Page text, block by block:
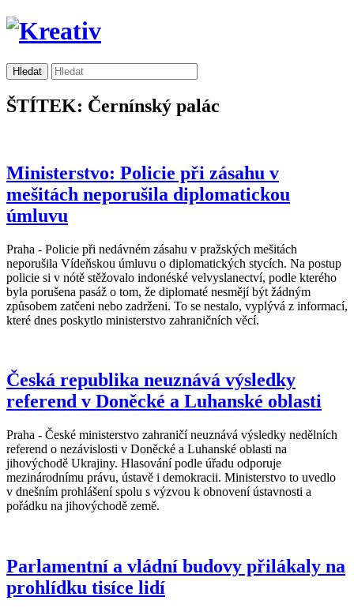
ŠTÍTEK: Černínský palác
Ministerstvo: Policie při zásahu v
mešitách neporušila diplomatickou
úmluvu
Praha - Policie při nedávném zásahu v pražských mešitách
neporušila Vídeňskou úmluvu o diplomatických stycích. Na postup
policie si v nótě stěžovalo indonéské velvyslanectví, podle kterého
byla porušena pasáž o tom, že diplomaté nesmějí být žádným
způsobem zatčeni nebo zadrženi. To se nestalo, vyplývá z informací,
které dnes poskytlo ministerstvo zahraničních věcí.
Česká republika neuznává výsledky
referend v Doněcké a Luhanské oblasti
Praha - České ministerstvo zahraničí neuznává výsledky nedělních
referend o nezávislosti v Doněcké a Luhanské oblasti na
jihovýchodě Ukrajiny. Hlasování podle úřadu odporuje
mezinárodnímu právu, ústavě i demokracii. Ministerstvo to uvedlo
v dnešním prohlášení spolu s výzvou k obnovení ústavnosti a
pořádku na jihovýchodě země.
Parlamentní a vládní budovy přilákaly na
prohlídku tisíce lidí